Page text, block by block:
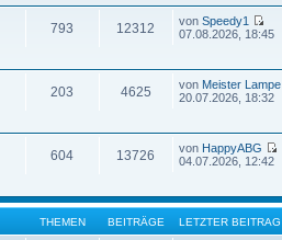
793 12312 von Speedy1
07.08.2026, 18:45
203 4625 von Meister Lampe
20.07.2026, 18:32
604 13726 von HappyABG
04.07.2026, 12:42
THEMEN BEITRÄGE LETZTER BEITRAG